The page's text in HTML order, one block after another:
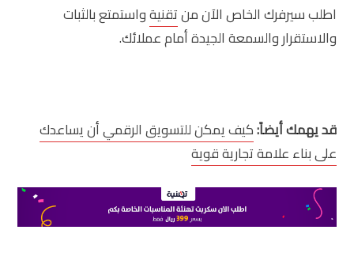
اطلب سيرفرك الخاص الآن منتقنيةواستمتع بالثبات
والاستقرار والسمعة الجيدة أمام عملائك.
قد يهمك أيضاً:كيف يمكن للتسويق الرقمي أن يساعدك
على بناء علامة تجارية قوية